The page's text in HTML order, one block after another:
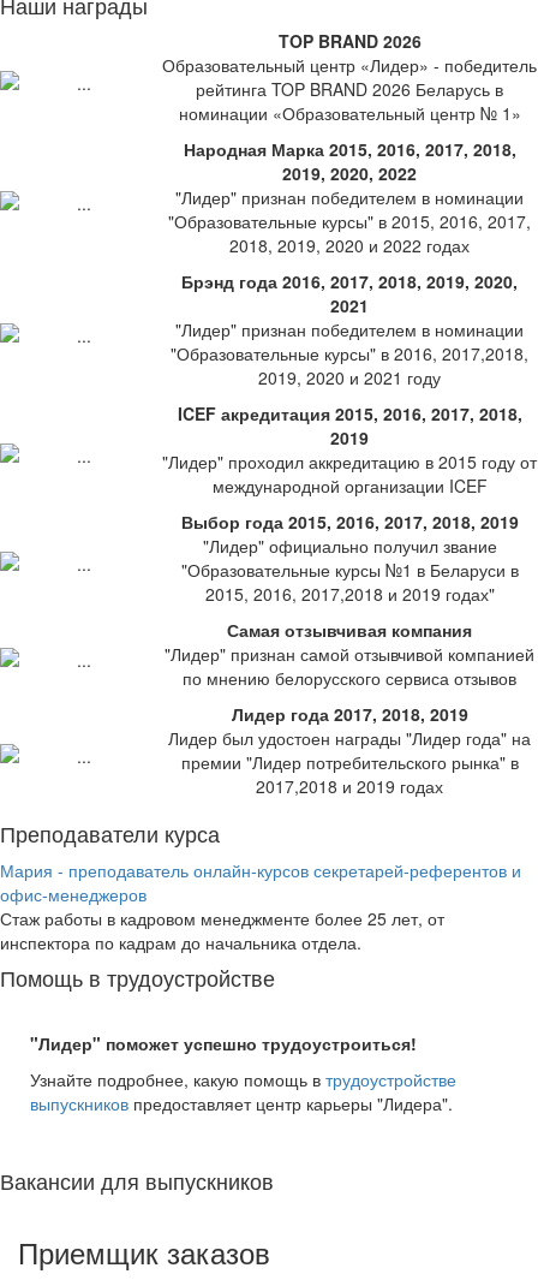
TOP BRAND 2026
Образовательный центр «Лидер» - победитель
рейтинга TOP BRAND 2026 Беларусь в
номинации «Образовательный центр № 1»
Народная Марка 2015, 2016, 2017, 2018,
2019, 2020, 2022
"Лидер" признан победителем в номинации
"Образовательные курсы" в 2015, 2016, 2017,
2018, 2019, 2020 и 2022 годах
Брэнд года 2016, 2017, 2018, 2019, 2020,
2021
"Лидер" признан победителем в номинации
"Образовательные курсы" в 2016, 2017,2018,
2019, 2020 и 2021 году
ICEF акредитация 2015, 2016, 2017, 2018,
2019
"Лидер" проходил аккредитацию в 2015 году от
международной организации ICEF
Выбор года 2015, 2016, 2017, 2018, 2019
"Лидер" официально получил звание
"Образовательные курсы №1 в Беларуси в
2015, 2016, 2017,2018 и 2019 годах"
Самая отзывчивая компания
"Лидер" признан самой отзывчивой компанией
по мнению белорусского сервиса отзывов
Лидер года 2017, 2018, 2019
Лидер был удостоен награды "Лидер года" на
премии "Лидер потребительского рынка" в
2017,2018 и 2019 годах
Преподаватели курса
Мария - преподаватель онлайн-курсов секретарей-референтов и
офис-менеджеров
Стаж работы в кадровом менеджменте более 25 лет, от
инспектора по кадрам до начальника отдела.
Помощь в трудоустройстве
"Лидер" поможет успешно трудоустроиться!
Узнайте подробнее, какую помощь в трудоустройстве
выпускников предоставляет центр карьеры "Лидера".
Вакансии для выпускников
Приемщик заказов